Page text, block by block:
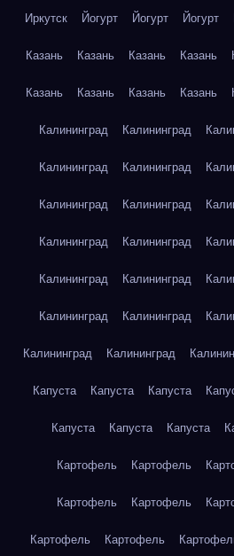
Иркутск Йогурт Йогурт Йогурт
Казань Казань Казань Казань
Казань Казань Казань Казань
Калининград Калининград
Калининград Калининград
Калининград Калининград
Калининград Калининград
Калининград Калининград
Калининград Калининград
Калининград Калининград
Капуста Капуста Капуста
Капуста Капуста Капуста
Картофель Картофель
Картофель Картофель
Картофель Картофель